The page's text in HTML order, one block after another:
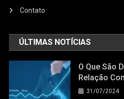
Contato
ÚLTIMAS NOTÍCIAS
O Que São
Relação
31/07/2024